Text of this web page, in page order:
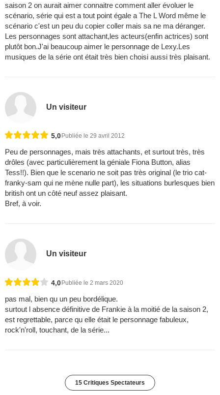
saison 2 on aurait aimer connaitre comment aller évoluer le
scénario, série qui est a tout point égale a The L Word même le
scénario c'est un peu du copier coller mais sa ne ma déranger.
Les personnages sont attachant,les acteurs(enfin actrices) sont
plutôt bon.J'ai beaucoup aimer le personnage de Lexy.Les
musiques de la série ont était très bien choisi aussi très plaisant.
Un visiteur
5,0 Publiée le 29 avril 2012
Peu de personnages, mais très attachants, et surtout très, très
drôles (avec particulièrement la géniale Fiona Button, alias
Tess!!). Bien que le scenario ne soit pas très original (le trio cat-
franky-sam qui ne mène nulle part), les situations burlesques bien
british ont un côté neuf assez plaisant.
Bref, à voir.
Un visiteur
4,0Publiée le 2 mars 2020
pas mal, bien qu un peu bordélique.
surtout l absence définitive de Frankie à la moitié de la saison 2,
est regrettable, parce qu elle était le personnage fabuleux,
rock'n'roll, touchant, de la série...
15 Critiques Spectateurs